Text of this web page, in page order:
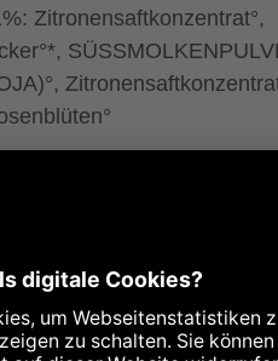
Zitronensaftkonzentrat°,
insgesamt: 49%
aller Art, Erdnüssen, Eiern,